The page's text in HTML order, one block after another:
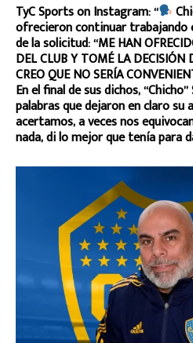
TyC Sports on Instagram: “
ofrecieron continuar trabajando
de la solicitud: “ME HAN
DEL CLUB Y TOMÉ LA DECISIÓN
CREO QUE NO SERÍA
En el final de sus dichos,
palabras que dejaron en claro su
acertamos, a veces nos
nada, di lo mejor que tenía para